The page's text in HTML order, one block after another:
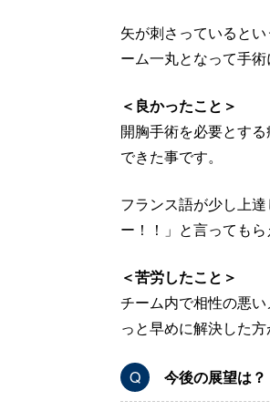
矢が刺さっていると
ーム一丸となって手
＜良かったこと＞
開胸手術を必要とす
できた事です。
フランス語が少し上
ー！！」と言ってもら
＜苦労したこと＞
チーム内で相性の悪
っと早めに解決した
Q 今後の展望は？